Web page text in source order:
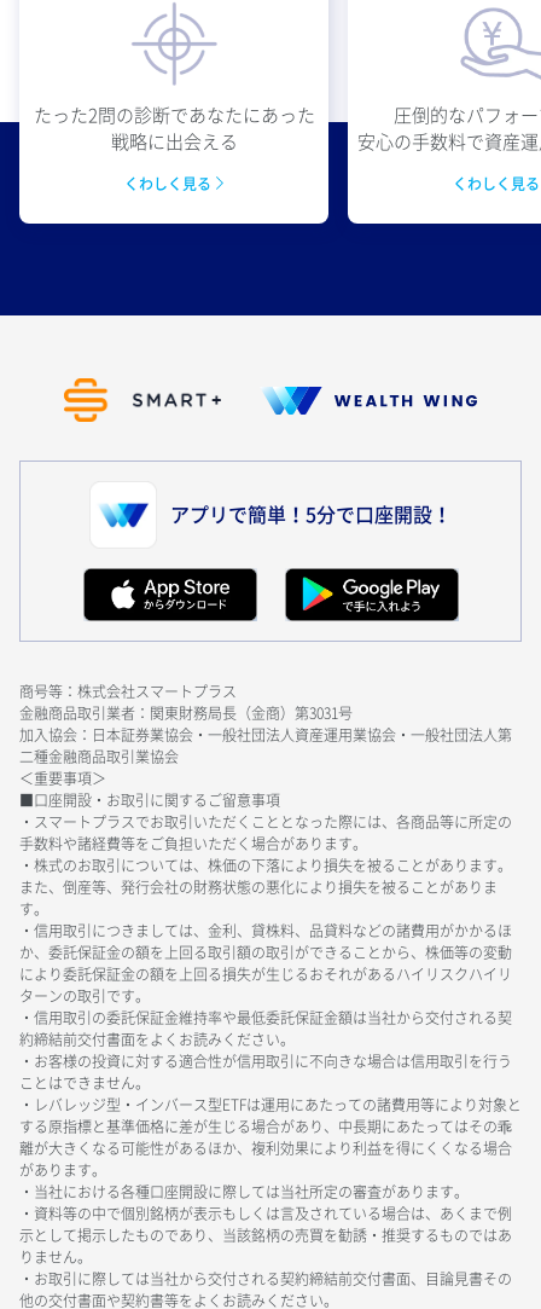
たった2問の診断であなたにあった
戦略に出会える
くわしく見る
圧倒的なパフォ
安心の手数料で資産
くわしく見
アプリで簡単！5分で口座開設！
商号等：株式会社スマートプラス
金融商品取引業者：関東財務局長（金商）第3031号
加入協会：日本証券業協会・一般社団法人資産運用業協会・一般社団法人第
二種金融商品取引業協会
＜重要事項＞
■口座開設・お取引に関するご留意事項
・スマートプラスでお取引いただくこととなった際には、各商品等に所定の
手数料や諸経費等をご負担いただく場合があります。
・株式のお取引については、株価の下落により損失を被ることがあります。
また、倒産等、発行会社の財務状態の悪化により損失を被ることがありま
す。
・信用取引につきましては、金利、貸株料、品貸料などの諸費用がかかるほ
か、委託保証金の額を上回る取引額の取引ができることから、株価等の変動
により委託保証金の額を上回る損失が生じるおそれがあるハイリスクハイリ
ターンの取引です。
・信用取引の委託保証金維持率や最低委託保証金額は当社から交付される契
約締結前交付書面をよくお読みください。
・お客様の投資に対する適合性が信用取引に不向きな場合は信用取引を行う
ことはできません。
・レバレッジ型・インバース型ETFは運用にあたっての諸費用等により対象と
する原指標と基準価格に差が生じる場合があり、中長期にあたってはその乖
離が大きくなる可能性があるほか、複利効果により利益を得にくくなる場合
があります。
・当社における各種口座開設に際しては当社所定の審査があります。
・資料等の中で個別銘柄が表示もしくは言及されている場合は、あくまで例
示として掲示したものであり、当該銘柄の売買を勧誘・推奨するものではあ
りません。
・お取引に際しては当社から交付される契約締結前交付書面、目論見書その
他の交付書面や契約書等をよくお読みください。